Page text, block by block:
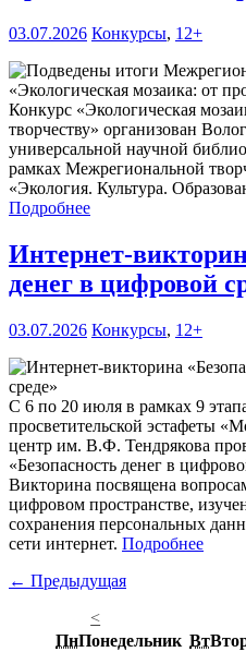
03.07.2026 Конкурсы, 12+
Конкурс «Экологическая
творчеству» организован
универсальной научной
рамках Межрегиональной
«Экология. Культура.
Подробнее
Интернет-
денег в цифровой
03.07.2026 Конкурсы, 12+
С 6 по 20 июля в рамках 9
просветительской эстафеты
центр им. В.Ф. Тендрякова
«Безопасность денег в
Викторина посвящена
цифровом пространстве,
сохранения персональных
сети интернет. Подробнее
← Предыдущая
<
ПнПонедельник Вт